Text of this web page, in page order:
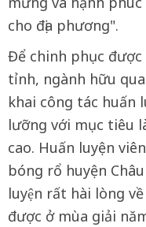
cho địa phương".
Để chinh phục
tỉnh, ngành hữu
khai công tác huấn
lưỡng với mục tiêu
cao. Huấn luyện
bóng rổ huyện
luyện rất hài lòng
được ở mùa giải